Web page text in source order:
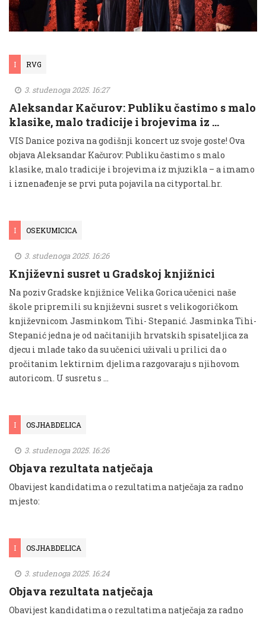
I RVG
3. studenoga 2025. 16:27
Aleksandar Kačurov: Publiku častimo s malo
klasike, malo tradicije i brojevima iz …
VIS Danice poziva na godišnji koncert uz svoje goste! Ova
objava Aleksandar Kačurov: Publiku častimo s malo
klasike, malo tradicije i brojevima iz mjuzikla – a imamo
i iznenađenje se prvi puta pojavila na cityportal.hr.
I OSEKUMICICA
3. studenoga 2025. 16:26
Književni susret u Gradskoj knjižnici
Na poziv Gradske knjižnice Velika Gorica učenici naše
škole pripremili su književni susret s velikogoričkom
književnicom Jasminkom Tihi- Stepanić. Jasminka Tihi-
Stepanić jedna je od načitanijih hrvatskih spisateljica za
djecu i mlade tako da su učenici uživali u prilici da o
pročitanim lektirnim djelima razgovaraju s njihovom
autoricom. U susretu s …
I OSJHABDELICA
3. studenoga 2025. 16:26
Objava rezultata natječaja
Obavijest kandidatima o rezultatima natječaja za radno
mjesto:
I OSJHABDELICA
3. studenoga 2025. 16:24
Objava rezultata natječaja
Obavijest kandidatima o rezultatima natječaja za radno